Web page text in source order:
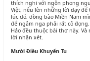
thích nghi với ngôn phong
Việt, nêu lên những lời dạy
lúc đó, đồng bào Miền Nam
để ngâm nga phải rất cô
Hảo đều thuộc bài thơ này.
lời nhận xét.
Mười Điều Khuyến Tu